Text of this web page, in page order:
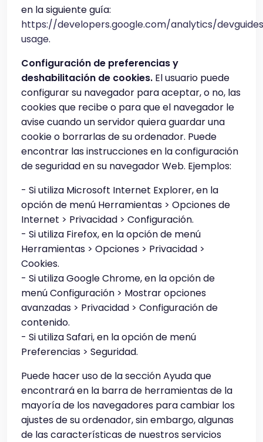
en la siguiente guía:
https://developers.google.com/analytics/
usage.
Configuración de preferencias y
deshabilitación de cookies. El usuario puede
configurar su navegador para aceptar, o no, las
cookies que recibe o para que el navegador le
avise cuando un servidor quiera guardar una
cookie o borrarlas de su ordenador. Puede
encontrar las instrucciones en la configuración
de seguridad en su navegador Web. Ejemplos:
- Si utiliza Microsoft Internet Explorer, en la
opción de menú Herramientas > Opciones de
Internet > Privacidad > Configuración.
- Si utiliza Firefox, en la opción de menú
Herramientas > Opciones > Privacidad >
Cookies.
- Si utiliza Google Chrome, en la opción de
menú Configuración > Mostrar opciones
avanzadas > Privacidad > Configuración de
contenido.
- Si utiliza Safari, en la opción de menú
Preferencias > Seguridad.
Puede hacer uso de la sección Ayuda que
encontrará en la barra de herramientas de la
mayoría de los navegadores para cambiar los
ajustes de su ordenador, sin embargo, algunas
de las características de nuestros servicios